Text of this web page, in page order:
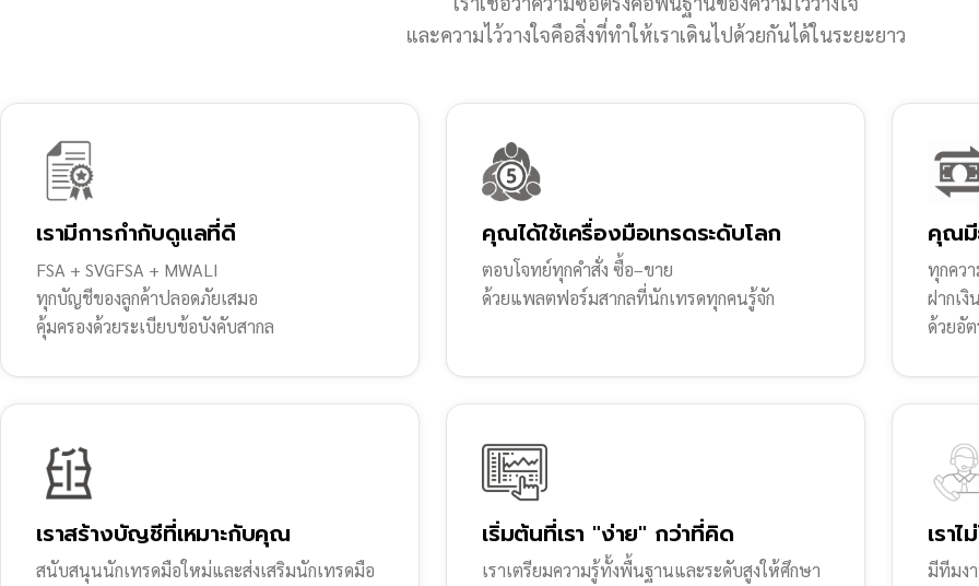
และความไว้วางใจคือสิ่งที่ทำให้เราเดินไปด้วยกันได้ในระยะยาว
เรามีการกำกับดูแลที่ดี
FSA + SVGFSA + MWALI
ทุกบัญชีของลูกค้าปลอดภัยเสมอ
คุ้มครองด้วยระเบียบข้อบังคับสากล
คุณได้ใช้เครื่องมือเทรดระดับโลก
ตอบโจทย์ทุกคำสั่ง ซื้อ–ขาย
ด้วยแพลตฟอร์มสากลที่นักเทรดทุกคนรู้จัก
คุณมี
ทุกควา
ฝากเงิ
ด้วยอั
เราสร้างบัญชีที่เหมาะกับคุณ
สนับสนุนนักเทรดมือใหม่และส่งเสริมนักเทรดมือ
เริ่มต้นที่เรา "ง่าย" กว่าที่คิด
เราเตรียมความรู้ทั้งพื้นฐานและระดับสูงให้ศึกษา
เรา
มีทีมง